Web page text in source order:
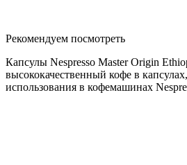
Рекомендуем посмотреть
Капсулы Nespresso Master Origin
высококачественный кофе в
использования в кофемашинах